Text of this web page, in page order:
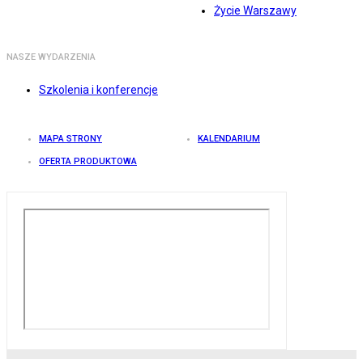
Życie Warszawy
NASZE WYDARZENIA
Szkolenia i konferencje
MAPA STRONY KALENDARIUM
OFERTA PRODUKTOWA